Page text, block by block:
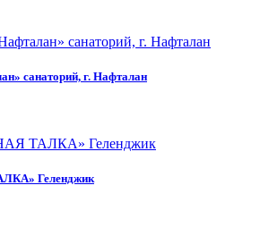
санаторий, г. Нафталан
Геленджик